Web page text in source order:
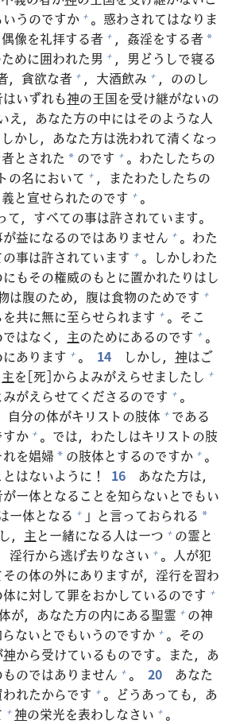
うのですか + 。 惑わされてはなりま
偶像を礼拝する者 + ， 姦淫をする者 *
めに囲われた男 + ， 男どうしで寝る
， 貪欲な者 + ， 大酒飲み + ，ののし
はいずれも神の王国を受け継がないの
え，あなた方の中にはそのような人
かし，あなた方は洗われて清くなっ
者とされた * のです + 。わたしたちの
の名において + ，またわたしたちの
義と宣せられたのです + 。
て，すべての事は許されています。
が益になるのではありません + 。わた
事は許されています + 。しかしわた
もその権威のもとに置かれたりはし
は腹のため， 腹は食物のためです +
共に無に至らせられます + 。そこ
はなく， 主のためにあるのです + 。
あります + 。 14 しかし， 神はご
主を[死]からよみがえらせましたし +
がえらせてくださるのです + 。
自分の体がキリストの肢体 + である
か + 。では，わたしはキリストの肢
を娼婦 * の肢体とするのですか + 。
はないように！ 16 あなた方は，
が一体となることを知らないとでもい
一体となる + 」と言っておられる *
， 主 と一緒になる人は一つ + の霊と
淫行から逃げ去りなさい + 。 人が犯
の体の外にありますが， 淫行を習わ
体に対して罪をおかしているのです +
体が，あなた方の内にある聖霊 + の神
らないとでもいうのですか + 。その
神から受けているものです。また，あ
ものではありません + 。 20
あなた
われたからです + 。どうあっても，あ
+ 神の栄光を表わしなさい + 。